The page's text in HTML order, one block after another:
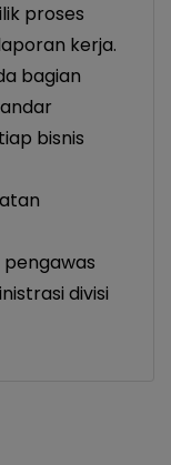
proses
kerja.
bagian
bisnis
divisi